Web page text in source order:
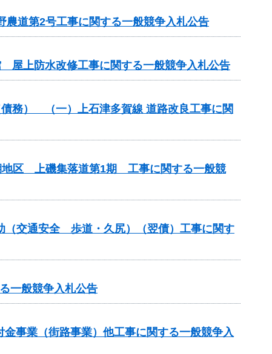
道第2号工事に関する一般競争入札公告
上防水改修工事に関する一般競争入札公告
務） （一）上石津多賀線 道路改良工事に関
地区 上磯集落道第1期 工事に関する一般競
交通安全 歩道・久尻）（翌債）工事に関す
一般競争入札公告
事業（街路事業）他工事に関する一般競争入